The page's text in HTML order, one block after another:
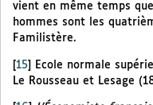
vient en même temps
hommes sont les
Familistère.
[15]
Ecole normale
Le Rousseau et Lesage